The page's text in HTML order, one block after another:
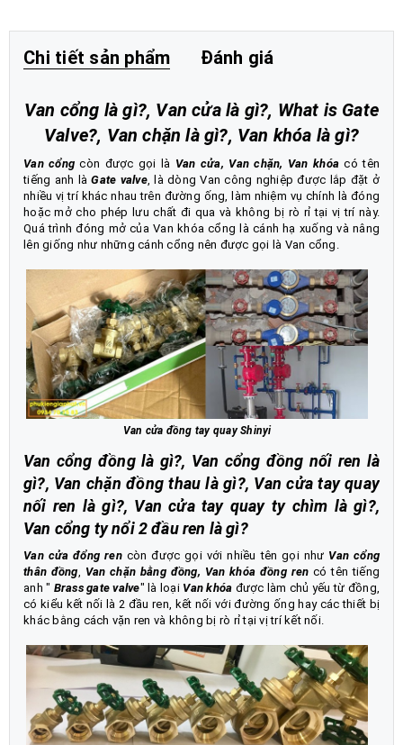
Chi tiết sản phẩm Đánh giá
Van cổng là gì?, Van cửa là gì?, What is Gate
Valve?, Van chặn là gì?, Van khóa là gì?
Van cổng còn được gọi là Van cửa, Van chặn, Van khóa có tên
tiếng anh làGate valve, là dòng Van công nghiệp được lắp đặt ở
nhiều vị trí khác nhau trên đường ống, làm nhiệm vụ chính là đóng
hoặc mở cho phép lưu chất đi qua và không bị rò rỉ tại vị trí này.
Quá trình đóng mở của Van khóa cổng là cánh hạ xuống và nâng
lên giống như những cánh cổng nên được gọi là Van cổng.
Van cửa đồng tay quay Shinyi
Van cổng đồng là gì?, Van cổng đồng nối ren là
gì?, Van chặn đồng thau là gì?, Van cửa tay quay
nối ren là gì?, Van cửa tay quay ty chìm là gì?,
Van cổng ty nổi 2 đầu ren là gì?
Van cửa đổng rencòn được gọi với nhiều tên gọi như Van cổng
thân đồng, Van chặn bằng đồng, Van khóa đồng ren có tên tiếng
anh " Brass gate valve" là loại Van khóa được làm chủ yếu từ đồng,
có kiểu kết nối là 2 đầu ren, kết nối với đường ống hay các thiết bị
khác bằng cách vặn ren và không bị rò rỉ tại vị trí kết nối.